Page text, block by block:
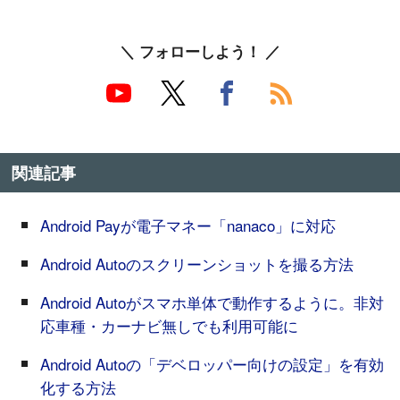
＼ フォローしよう！ ／
関連記事
Android Payが電子マネー「nanaco」に対応
Android Autoのスクリーンショットを撮る方法
Android Autoがスマホ単体で動作するように。非対
応車種・カーナビ無しでも利用可能に
Android Autoの「デベロッパー向けの設定」を有効
化する方法